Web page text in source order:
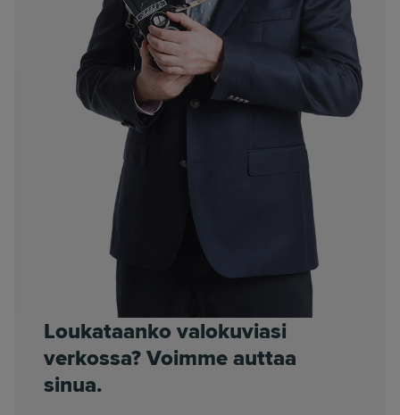
Loukataanko valokuviasi
verkossa? Voimme auttaa
sinua.